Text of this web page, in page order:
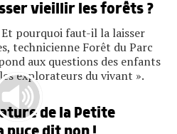
vieillir les forêts ?
pourquoi faut-il la laisser
technicienne Forêt du Parc
aux questions des enfants
explorateurs du vivant ».
de la Petite